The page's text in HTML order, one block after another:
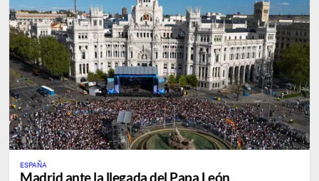
ESPAÑA
Madrid ante la llegada del Papa León